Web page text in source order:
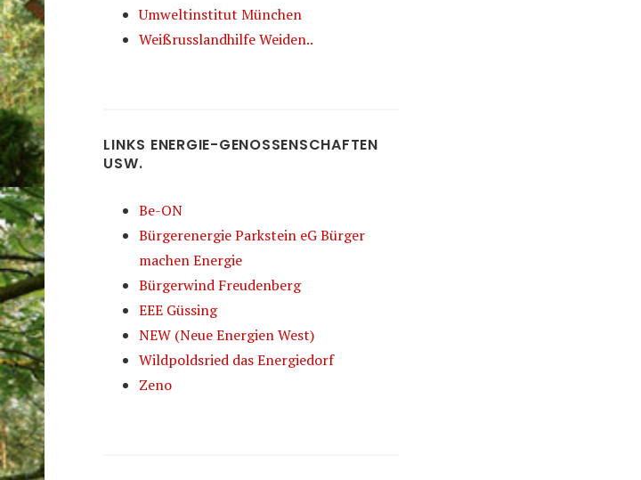
Umweltinstitut München
Weißrusslandhilfe Weiden..
LINKS ENERGIE-GENOSSENSCHAFTEN
USW.
Be-ON
Bürgerenergie Parkstein eG Bürger
machen Energie
Bürgerwind Freudenberg
EEE Güssing
NEW (Neue Energien West)
Wildpoldsried das Energiedorf
Zeno